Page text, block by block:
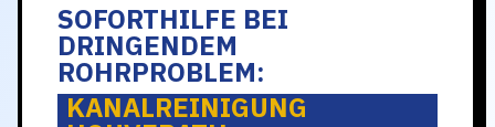
SOFORTHILFE BEI
DRINGENDEM
ROHRPROBLEM:
KANALREINIGUNG